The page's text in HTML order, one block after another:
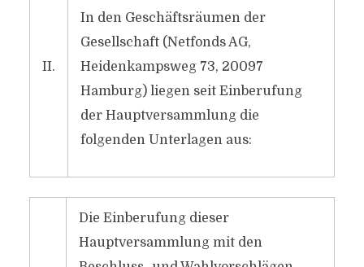
II.
In den Geschäftsräumen der
Gesellschaft (Netfonds AG,
Heidenkampsweg 73, 20097
Hamburg) liegen seit Einberufung
der Hauptversammlung die
folgenden Unterlagen aus:
Die Einberufung dieser
Hauptversammlung mit den